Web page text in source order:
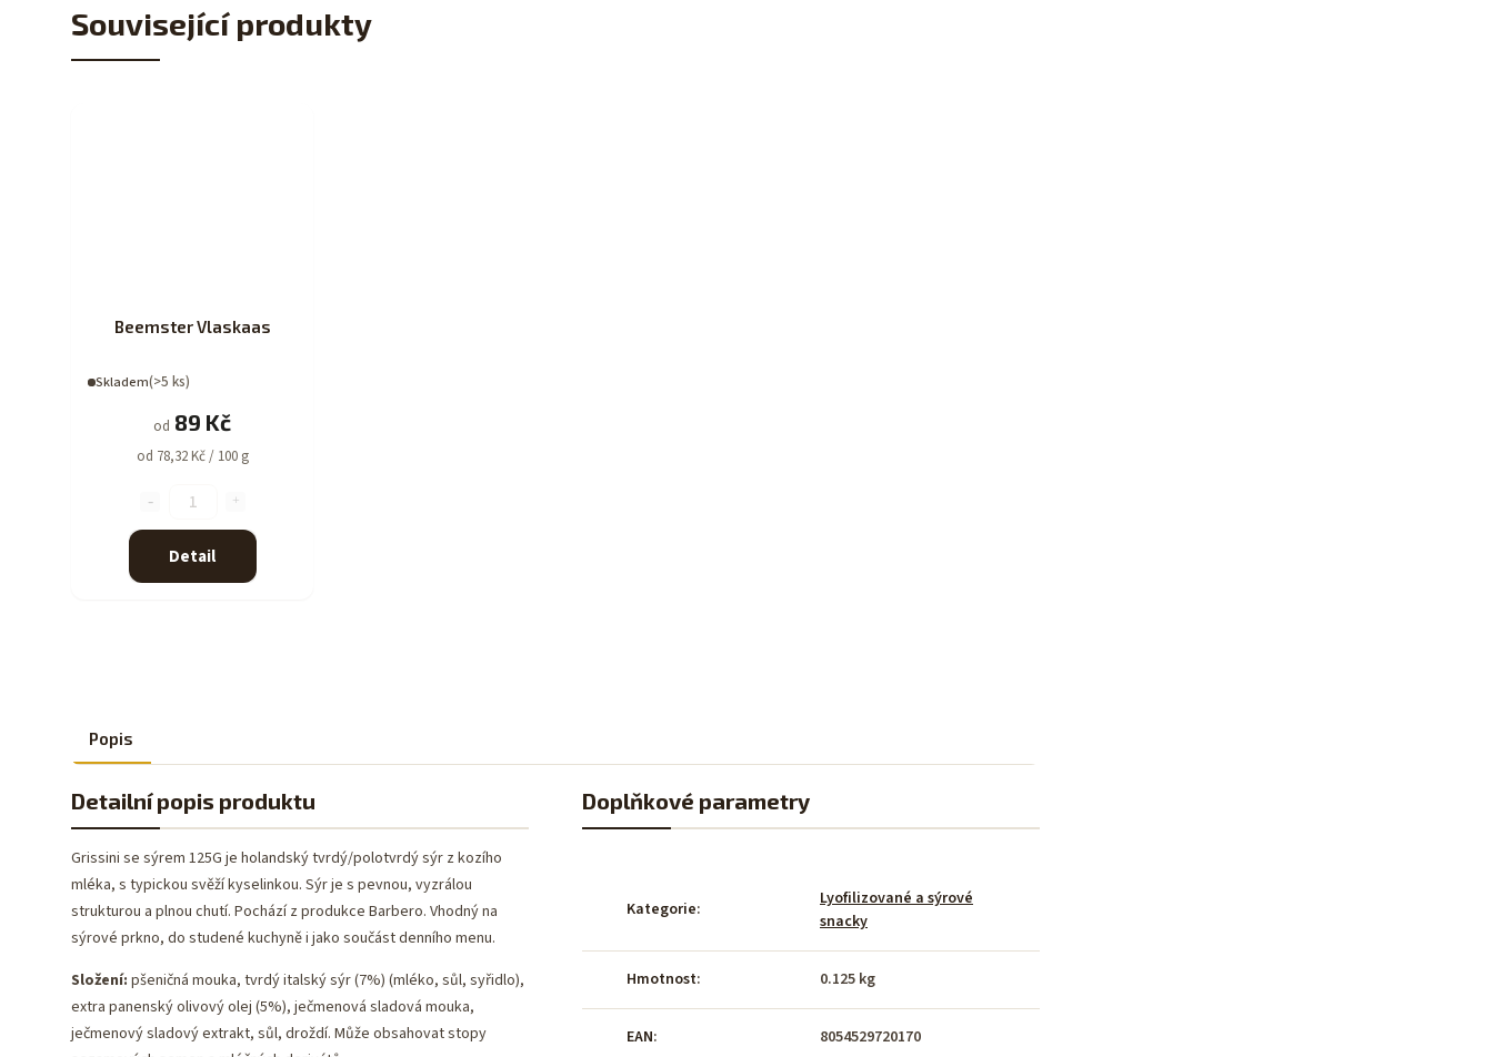
Související produkty
Beemster Vlaskaas
Skladem(>5 ks)
od 89 Kč
od 78,32 Kč / 100 g
Detail
Popis
Detailní popis produktu
Grissini se sýrem 125G je holandský tvrdý/polotvrdý sýr z kozího
mléka, s typickou svěží kyselinkou. Sýr je s pevnou, vyzrálou
strukturou a plnou chutí. Pochází z produkce Barbero. Vhodný na
sýrové prkno, do studené kuchyně i jako součást denního menu.
Složení: pšeničná mouka, tvrdý italský sýr (7%) (mléko, sůl, syřidlo),
extra panenský olivový olej (5%), ječmenová sladová mouka,
ječmenový sladový extrakt, sůl, droždí. Může obsahovat stopy
Doplňkové parametry
Kategorie:
Lyofilizované a sýrové
snacky
Hmotnost: 0.125 kg
EAN: 8054529720170